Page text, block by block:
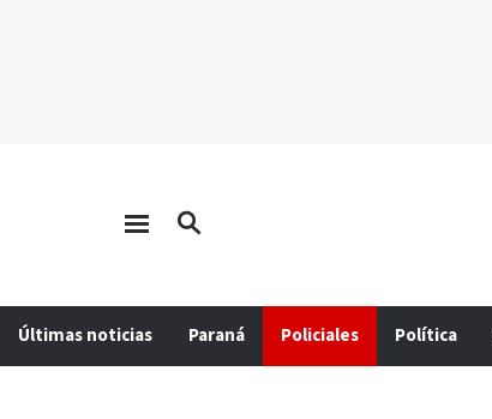
Últimas noticias Paraná Policiales Política